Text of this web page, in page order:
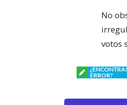
No
votos
ERROR?